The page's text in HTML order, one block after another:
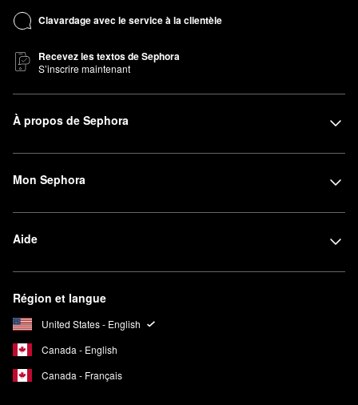
Clavardage avec le service à la clientèle
Recevez les textos de Sephora
S’inscrire maintenant
À propos de Sephora
Mon Sephora
Aide
Région et langue
United States - English
Canada - English
Canada - Français